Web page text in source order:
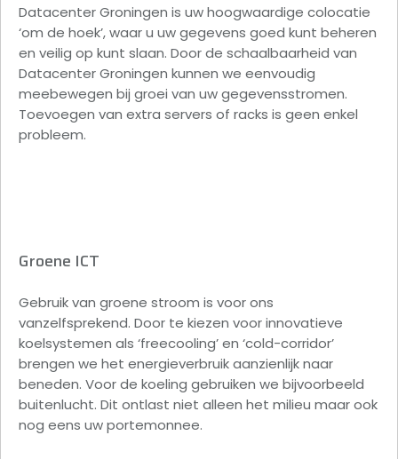
Datacenter Groningen is uw hoogwaardige colocatie
‘om de hoek’, waar u uw gegevens goed kunt beheren
en veilig op kunt slaan. Door de schaalbaarheid van
Datacenter Groningen kunnen we eenvoudig
meebewegen bij groei van uw gegevensstromen.
Toevoegen van extra servers of racks is geen enkel
probleem.
Groene ICT
Gebruik van groene stroom is voor ons
vanzelfsprekend. Door te kiezen voor innovatieve
koelsystemen als ‘freecooling’ en ‘cold-corridor’
brengen we het energieverbruik aanzienlijk naar
beneden. Voor de koeling gebruiken we bijvoorbeeld
buitenlucht. Dit ontlast niet alleen het milieu maar ook
nog eens uw portemonnee.